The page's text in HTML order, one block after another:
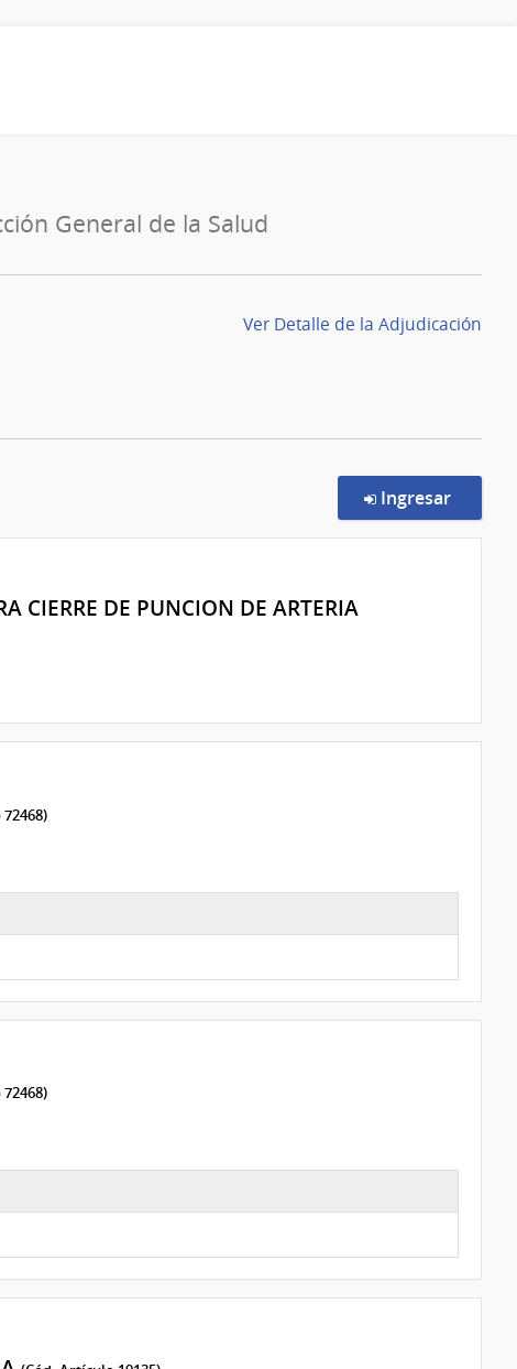
General de la Salud
Ver Detalle de la Adjudicación
Ingresar
CIERRE DE PUNCION DE ARTERIA